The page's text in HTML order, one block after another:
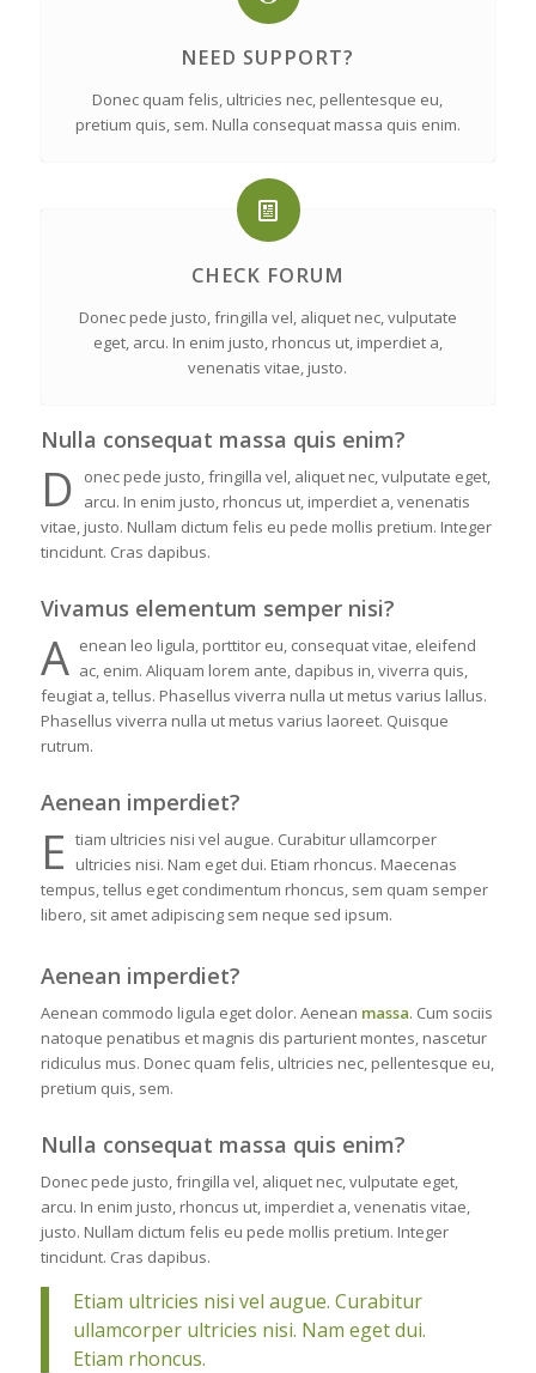
NEED SUPPORT?
Donec quam felis, ultricies nec, pellentesque eu,
pretium quis, sem. Nulla consequat massa quis enim.
CHECK FORUM
Donec pede justo, fringilla vel, aliquet nec, vulputate
eget, arcu. In enim justo, rhoncus ut, imperdiet a,
venenatis vitae, justo.
Nulla consequat massa quis enim?
D
onec pede justo, fringilla vel, aliquet nec, vulputate eget,
arcu. In enim justo, rhoncus ut, imperdiet a, venenatis
vitae, justo. Nullam dictum felis eu pede mollis pretium. Integer
tincidunt. Cras dapibus.
Vivamus elementum semper nisi?
A enean leo ligula, porttitor eu, consequat vitae, eleifend
ac, enim. Aliquam lorem ante, dapibus in, viverra quis,
feugiat a, tellus. Phasellus viverra nulla ut metus varius lallus.
Phasellus viverra nulla ut metus varius laoreet. Quisque
rutrum.
Aenean imperdiet?
E tiam ultricies nisi vel augue. Curabitur ullamcorper
ultricies nisi. Nam eget dui. Etiam rhoncus. Maecenas
tempus, tellus eget condimentum rhoncus, sem quam semper
libero, sit amet adipiscing sem neque sed ipsum.
Aenean imperdiet?
Aenean commodo ligula eget dolor. Aenean massa. Cum sociis
natoque penatibus et magnis dis parturient montes, nascetur
ridiculus mus. Donec quam felis, ultricies nec, pellentesque eu,
pretium quis, sem.
Nulla consequat massa quis enim?
Donec pede justo, fringilla vel, aliquet nec, vulputate eget,
arcu. In enim justo, rhoncus ut, imperdiet a, venenatis vitae,
justo. Nullam dictum felis eu pede mollis pretium. Integer
tincidunt. Cras dapibus.
Etiam ultricies nisi vel augue. Curabitur
ullamcorper ultricies nisi. Nam eget dui.
Etiam rhoncus.